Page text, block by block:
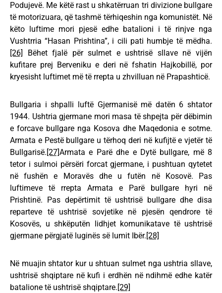
Podujevë. Me këtë rast u shkatërruan tri divizione bullgare
të motorizuara, që tashmë tërhiqeshin nga komunistët. Në
këto luftime mori pjesë edhe batalioni i të rinjve nga
Vushtrria “Hasan Prishtina”, i cili pati humbje të mëdha.
[26]
Bëhet fjalë për sulmet e ushtrisë sllave në vijën
kufitare prej Berveniku e deri në fshatin Hajkobillë, por
kryesisht luftimet më të rrepta u zhvilluan në Prapashticë.
Bullgaria i shpalli luftë Gjermanisë më datën 6 shtator
1944. Ushtria gjermane mori masa të shpejta për dëbimin
e forcave bullgare nga Kosova dhe Maqedonia e sotme.
Armata e Pestë bullgare u tërhoq deri në kufijtë e vjetër të
Bullgarisë.[27]Armata e Parë dhe e Dytë bullgare, më 8
tetor i sulmoi përsëri forcat gjermane, i pushtuan qytetet
në fushën e Moravës dhe u futën në Kosovë. Pas
luftimeve të rrepta Armata e Parë bullgare hyri në
Prishtinë. Pas depërtimit të ushtrisë bullgare dhe disa
reparteve të ushtrisë sovjetike në pjesën qendrore të
Kosovës, u shkëputën lidhjet komunikatave të ushtrisë
gjermane përgjatë luginës së lumit Ibër.[28]
Në muajin shtator kur u shtuan sulmet nga ushtria sllave,
ushtrisë shqiptare në kufi i erdhën në ndihmë edhe katër
batalione të ushtrisë shqiptare.[29]